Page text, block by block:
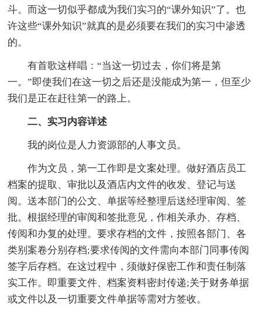
斗。而这一切似乎都成为我们实习的“课外知识”了。也
许这些“课外知识”就真的是必须要在我们的实习中渗透
的。
有首歌这样唱：“当这一切过去，你们将是第
一。”即使我们在这一切之后还是没能成为第一，但至少
我们是正在赶往第一的路上。
二、实习内容详述
我的岗位是人力资源部的人事文员。
作为文员，第一工作即是文案处理。做好酒店员工
档案的提取、审批以及酒店内文件的收发、登记与送
阅。送本部门的公文、单据等经整理后送经理审阅、签
批。根据经理的审阅和签批意见，作相关承办、存档、
传阅和办复的处理。要求存档的文件，按照各部门、各
类别案卷分别存档;要求传阅的文件需向本部门同事传阅
签字后存档。在这过程中，须做好保密工作和责任制落
实工作。即重要文件、档案资料密封传递;关于财务单据
或文件以及一切重要文件单据等需对方签收。